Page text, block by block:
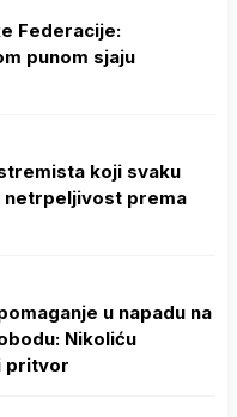
Federacije:
punom sjaju
koji svaku
prema
u napadu na
Nikoliću
pritvor